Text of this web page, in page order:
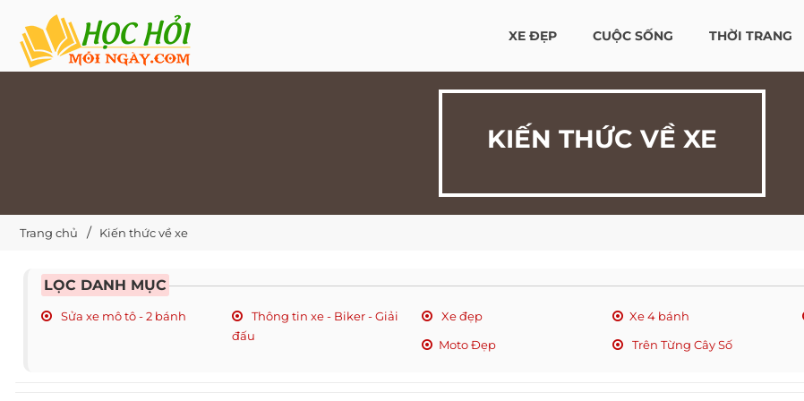
XE ĐẸP CUỘC SỐNG THỜI TRANG
KIẾN THỨC VỀ XE
Trang chủ Kiến thức về xe
LỌC DANH MỤC
Sửa xe mô tô - 2 bánh
Thông tin xe - Biker - Giải
đấu
Xe đẹp Xe 4 bánh
Moto Đẹp
Trên Từng Cây Số